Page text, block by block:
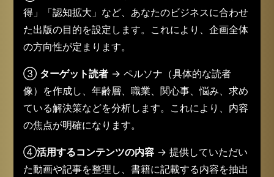
の表記方法（本名、ペンネーム、肩書きの有無な
ど）についても提案します。
②出版目的→ 「権威性の確立」「見込み客の獲
得」「認知拡大」など、あなたのビジネスに合わせ
た出版の目的を設定します。これにより、企画全体
の方向性が定まります。
③ターゲット読者 → ペルソナ（具体的な読者
像）を作成し、年齢層、職業、関心事、悩み、求め
ている解決策などを分析します。これにより、内容